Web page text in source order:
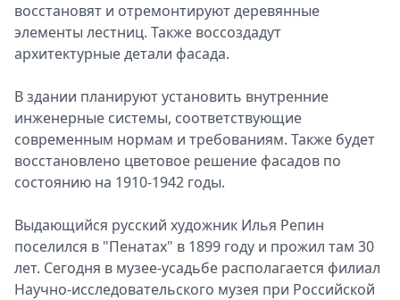
восстановят и отремонтируют деревянные
элементы лестниц. Также воссоздадут
архитектурные детали фасада.
В здании планируют установить внутренние
инженерные системы, соответствующие
современным нормам и требованиям. Также будет
восстановлено цветовое решение фасадов по
состоянию на 1910-1942 годы.
Выдающийся русский художник Илья Репин
поселился в "Пенатах" в 1899 году и прожил там 30
лет. Сегодня в музее-усадьбе располагается филиал
Научно-исследовательского музея при Российской